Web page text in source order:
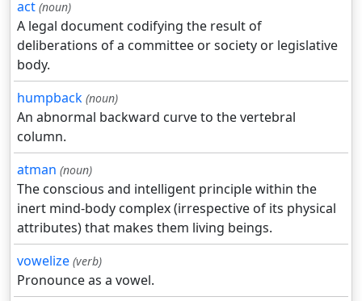
act (noun)
A legal document codifying the result of
deliberations of a committee or society or legislative
body.
humpback (noun)
An abnormal backward curve to the vertebral
column.
atman (noun)
The conscious and intelligent principle within the
inert mind-body complex (irrespective of its physical
attributes) that makes them living beings.
vowelize (verb)
Pronounce as a vowel.